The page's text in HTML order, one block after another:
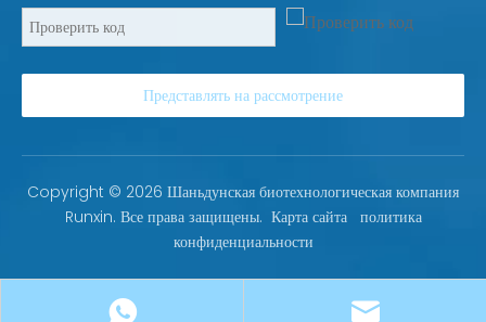
Представлять на рассмотрение
Copyright © 2026 Шаньдунская биотехнологическая компания
Runxin. Все права защищены. Карта сайта
политика
конфиденциальности